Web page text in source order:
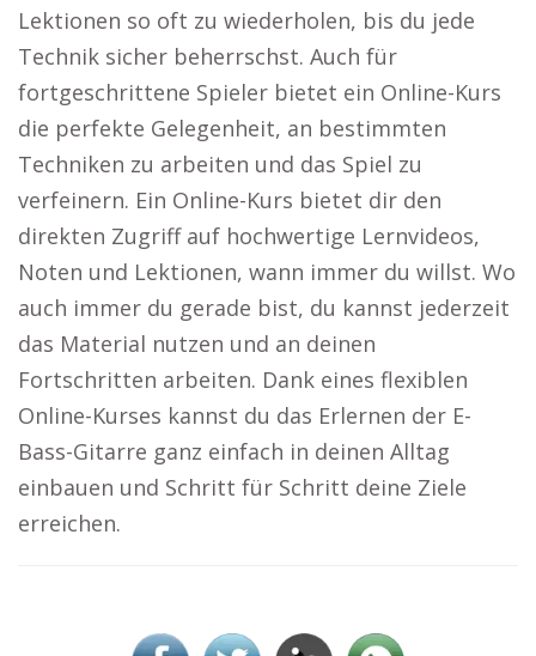
Lektionen so oft zu wiederholen, bis du jede
Technik sicher beherrschst. Auch für
fortgeschrittene Spieler bietet ein Online-Kurs
die perfekte Gelegenheit, an bestimmten
Techniken zu arbeiten und das Spiel zu
verfeinern. Ein Online-Kurs bietet dir den
direkten Zugriff auf hochwertige Lernvideos,
Noten und Lektionen, wann immer du willst. Wo
auch immer du gerade bist, du kannst jederzeit
das Material nutzen und an deinen
Fortschritten arbeiten. Dank eines flexiblen
Online-Kurses kannst du das Erlernen der E-
Bass-Gitarre ganz einfach in deinen Alltag
einbauen und Schritt für Schritt deine Ziele
erreichen.